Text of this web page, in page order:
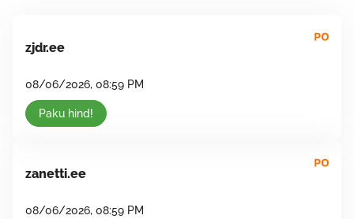
zjdr.ee
08/06/2026, 08:59 PM
Paku hind!
zanetti.ee
08/06/2026, 08:59 PM